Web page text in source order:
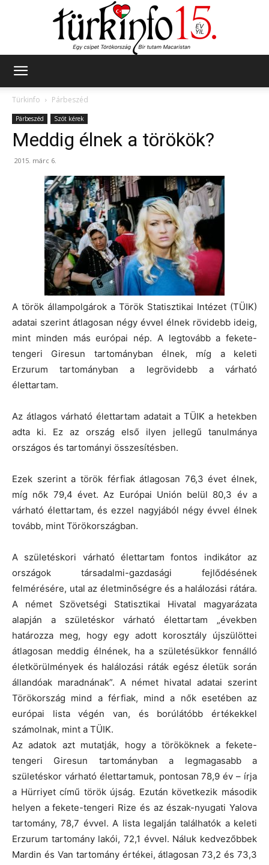
Türkinfo
Párbeszéd
Párbeszéd Szót kérek
Meddig élnek a törökök?
2015. márc 6.
A török állampolgárok a Török Statisztikai Intézet (TÜIK)
adatai szerint átlagosan négy évvel élnek rövidebb ideig,
mint minden más európai nép. A legtovább a fekete-
tengeri Giresun tartományban élnek, míg a keleti
Erzurum tartományban a legrövidebb a várható
élettartam.
Az átlagos várható élettartam adatait a TÜIK a hetekben
adta ki. Ez az ország első ilyen jellegű tanulmánya
országos és tartományi összesítésben.
Ezek szerint a török férfiak átlagosan 76,3 évet élnek,
míg nők 79,4 évet. Az Európai Unión belül 80,3 év a
várható élettartam, és ezzel nagyjából négy évvel élnek
tovább, mint Törökországban.
A születéskori várható élettartam fontos indikátor az
országok társadalmi-gazdasági fejlődésének
felmérésére, utal az életminőségre és a halálozási rátára.
A német Szövetségi Statisztikai Hivatal magyarázata
alapján a születéskor várható élettartam „években
határozza meg, hogy egy adott korosztály újszülöttei
átlagosan meddig élnének, ha a születésükkor fennálló
életkörülmények és halálozási ráták egész életük során
állandóak maradnának”. A német hivatal adatai szerint
Törökország mind a férfiak, mind a nők esetében az
európai lista végén van, és borúlátóbb értékekkel
számolnak, mint a TÜIK.
Az adatok azt mutatják, hogy a törököknek a fekete-
tengeri Giresun tartományban a legmagasabb a
születéskor várható élettartamuk, pontosan 78,9 év – írja
a Hürriyet című török újság. Ezután következik második
helyen a fekete-tengeri Rize és az észak-nyugati Yalova
tartomány, 78,7 évvel. A lista legalján találhatók a keleti
Erzurum tartomány lakói, 72,1 évvel. Náluk kedvezőbbek
Mardin és Van tartomány értékei, átlagosan 73,2 és 73,3